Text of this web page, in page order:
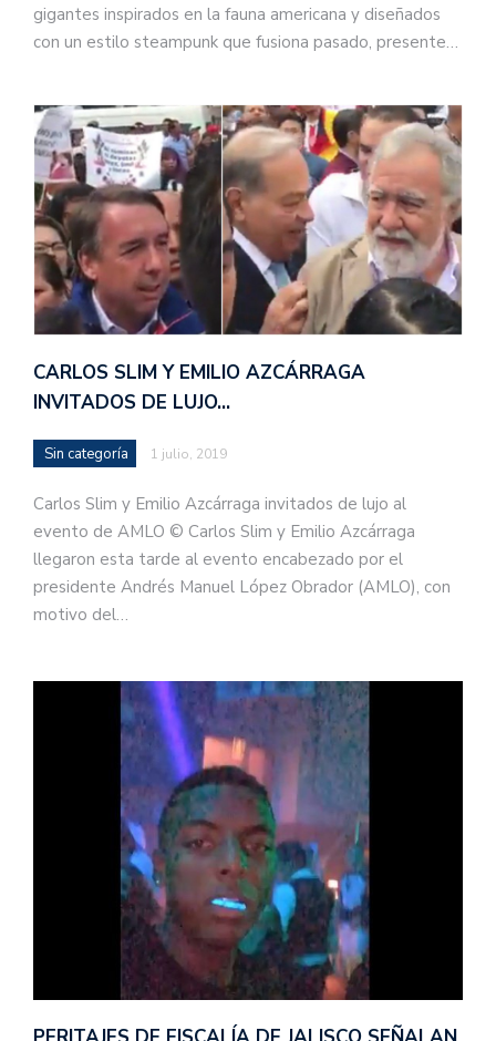
gigantes inspirados en la fauna americana y diseñados
con un estilo steampunk que fusiona pasado, presente…
CARLOS SLIM Y EMILIO AZCÁRRAGA
INVITADOS DE LUJO…
Sin categoría 1 julio, 2019
Carlos Slim y Emilio Azcárraga invitados de lujo al
evento de AMLO © Carlos Slim y Emilio Azcárraga
llegaron esta tarde al evento encabezado por el
presidente Andrés Manuel López Obrador (AMLO), con
motivo del…